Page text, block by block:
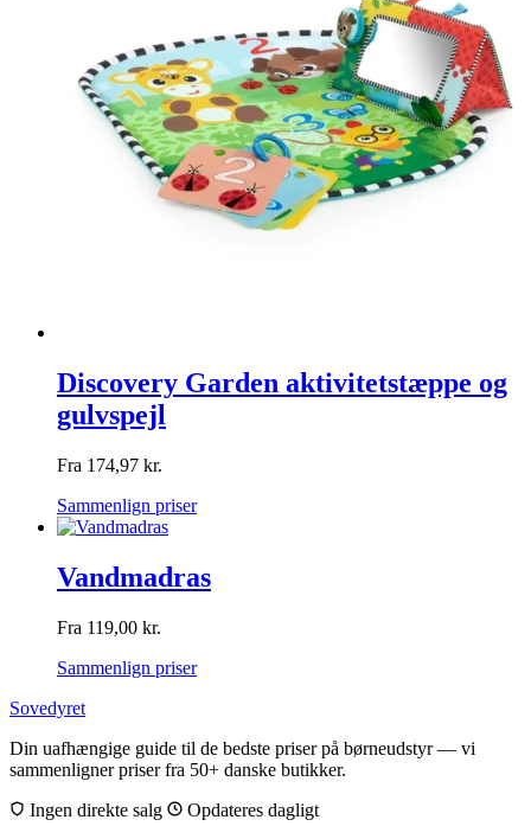
Discovery Garden aktivitetstæppe og
gulvspejl
Fra 174,97 kr.
Sammenlign priser
Vandmadras
Fra 119,00 kr.
Sammenlign priser
Sovedyret
Din uafhængige guide til de bedste priser på børneudstyr — vi
sammenligner priser fra 50+ danske butikker.
Ingen direkte salg
Opdateres dagligt